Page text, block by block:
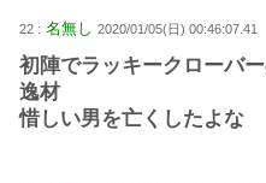
22 : 名無し 2020/01/05(日) 00:46:07.41
初陣でラッキークローバ
逸材
惜しい男を亡くしたよな